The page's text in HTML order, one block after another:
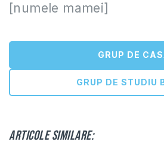
[numele mamei]
GRUP DE
GRUP DE STUDIU
Articole similare: